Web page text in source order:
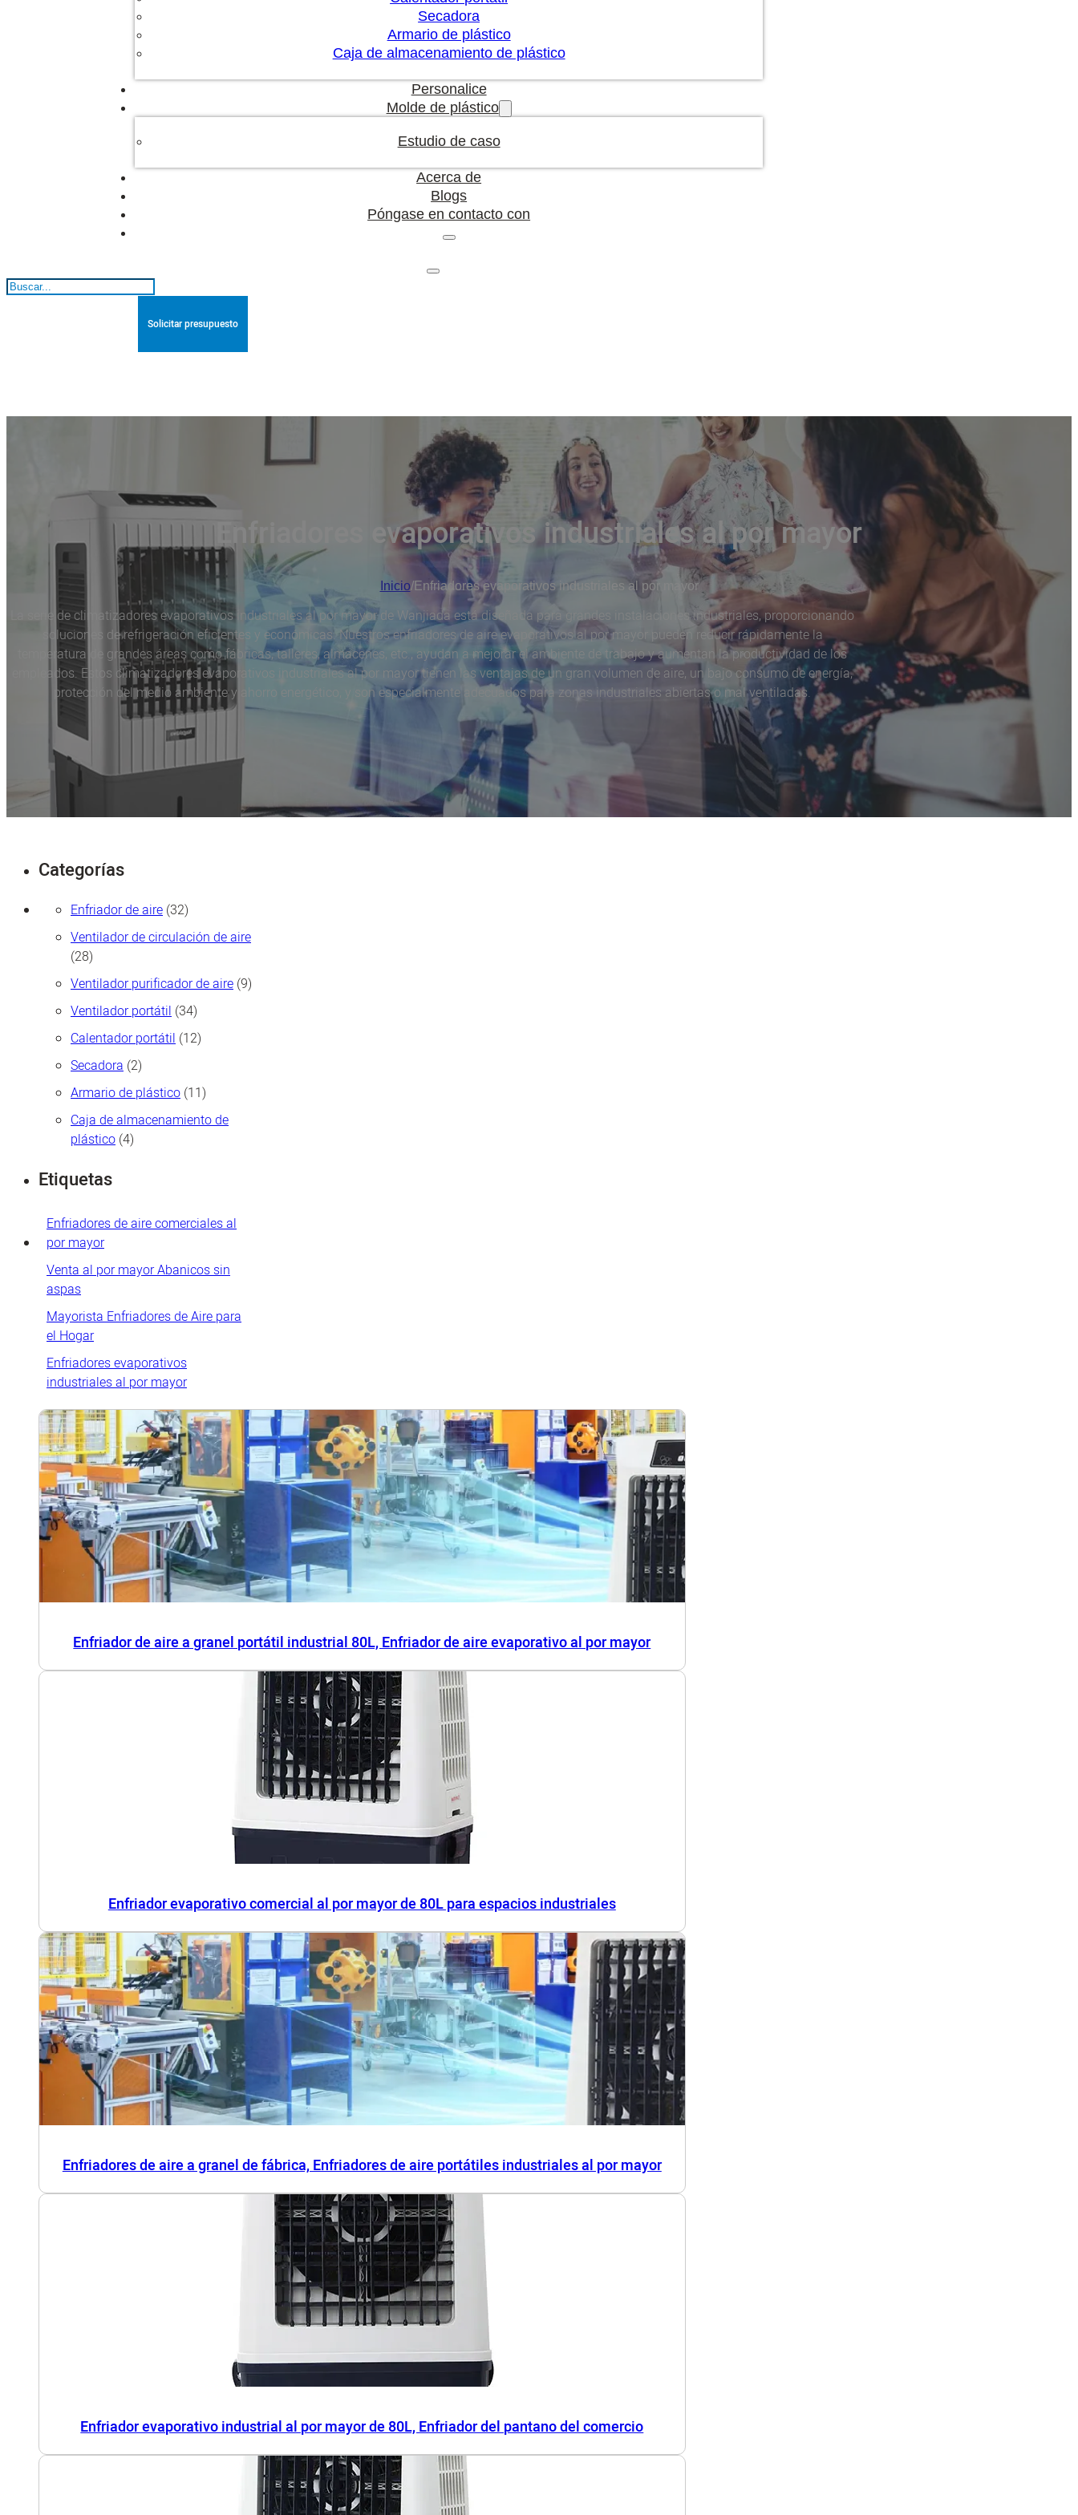
Secadora
Armario de plástico
Caja de almacenamiento de plástico
Personalice
Molde de plástico
Estudio de caso
Acerca de
Blogs
Póngase en contacto con
Buscar
Solicitar presupuesto
Enfriadores evaporativos industriales al por mayor
Inicio/Enfriadores evaporativos industriales al por mayor
La serie de climatizadores evaporativos industriales al por mayor de Wanjiada está diseñada para grandes instalaciones industriales, proporcionando
soluciones de refrigeración eficientes y económicas. Nuestros enfriadores de aire evaporativos al por mayor pueden reducir rápidamente la
temperatura de grandes áreas como fábricas, talleres, almacenes, etc., ayudan a mejorar el ambiente de trabajo y aumentan la productividad de los
empleados. Estos climatizadores evaporativos industriales al por mayor tienen las ventajas de un gran volumen de aire, un bajo consumo de energía,
protección del medio ambiente y ahorro energético, y son especialmente adecuados para zonas industriales abiertas o mal ventiladas.
Categorías
Enfriador de aire 3232
productos
Ventilador de circulación de aire
2828
productos
Ventilador purificador de aire 99
Ventilador portátil 3434
productos
Calentador portátil 1212
Secadora 22
productos
Armario de plástico 1111
productos
Caja de almacenamiento de
plástico 44
Etiquetas
Enfriadores de aire comerciales al
por mayor
Venta al por mayor Abanicos sin
aspas
Mayorista Enfriadores de Aire para
el Hogar
Enfriadores evaporativos
industriales al por mayor
Enfriador de aire a granel portátil industrial 80L, Enfriador de aire evaporativo al por mayor
Enfriador evaporativo comercial al por mayor de 80L para espacios industriales
Enfriadores de aire a granel de fábrica, Enfriadores de aire portátiles industriales al por mayor
Enfriador evaporativo industrial al por mayor de 80L, Enfriador del pantano del comercio